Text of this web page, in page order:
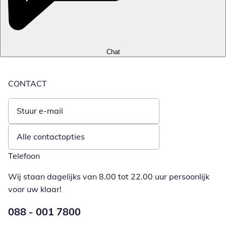
Chat
CONTACT
Stuur e-mail
Opent e-mailclient
Alle contactopties
Telefoon
Wij staan dagelijks van 8.00 tot 22.00 uur persoonlijk
voor uw klaar!
Telefoonnummer:
088 - 001 7800